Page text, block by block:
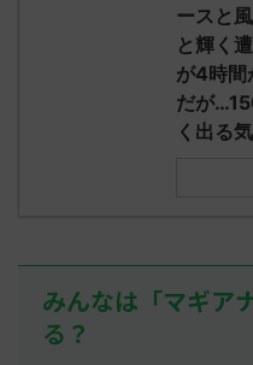
ースと
と輝く
が4時間
だが
く出る
みんなは「マギア
る？